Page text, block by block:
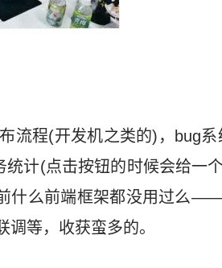
流程(开发机之类的)，bug系
计(点击按钮的时候会给一
什么前端框架都没用过么
等，收获蛮多的。